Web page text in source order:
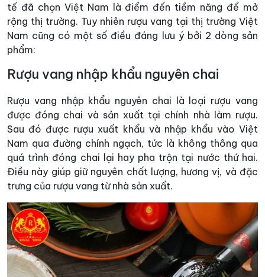
tế đã chọn Việt Nam là điểm đến tiềm năng để mở
rộng thị trường. Tuy nhiên rượu vang tại thị trường Việt
Nam cũng có một số điều đáng lưu ý bởi 2 dòng sản
phẩm:
Rượu vang nhập khẩu nguyên chai
Rượu vang nhập khẩu nguyên chai là loại rượu vang
được đóng chai và sản xuất tại chính nhà làm rượu.
Sau đó được rượu xuất khẩu và nhập khẩu vào Việt
Nam qua đường chính ngạch, tức là không thông qua
quá trình đóng chai lại hay pha trộn tại nước thứ hai.
Điều này giúp giữ nguyên chất lượng, hương vị, và đặc
trưng của rượu vang từ nhà sản xuất.